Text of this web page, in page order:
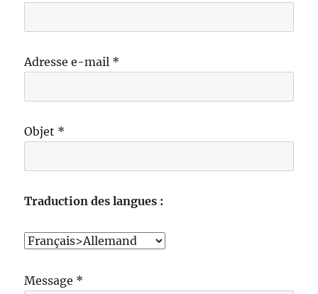
Adresse e-mail *
Objet *
Traduction des langues :
Message *